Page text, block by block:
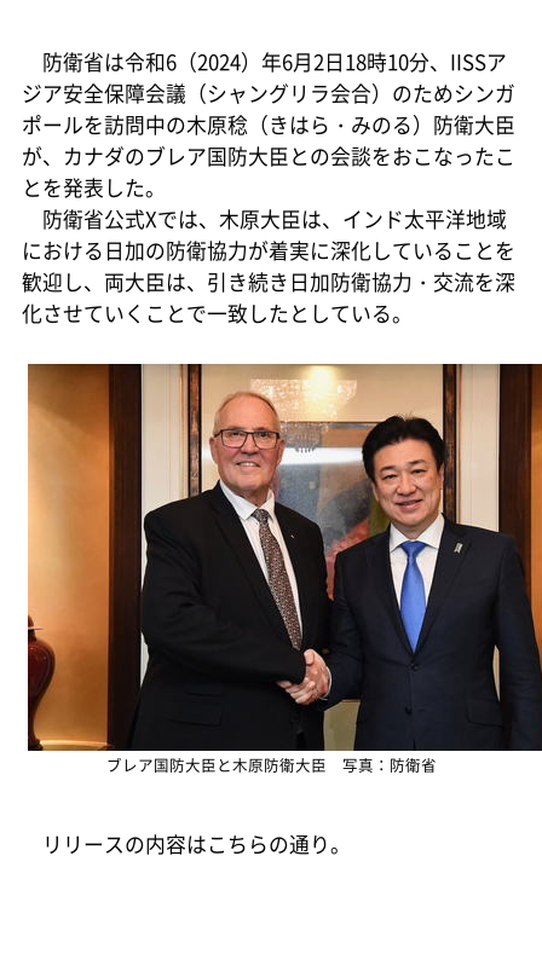
防衛省は令和6（2024）年6月2日18時10分、IISSア
ジア安全保障会議（シャングリラ会合）のためシンガ
ポールを訪問中の木原稔（きはら・みのる）防衛大臣
が、カナダのブレア国防大臣との会談をおこなったこ
とを発表した。
防衛省公式Xでは、木原大臣は、インド太平洋地域
における日加の防衛協力が着実に深化していることを
歓迎し、両大臣は、引き続き日加防衛協力・交流を深
化させていくことで一致したとしている。
ブレア国防大臣と木原防衛大臣 写真：防衛省
リリースの内容はこちらの通り。